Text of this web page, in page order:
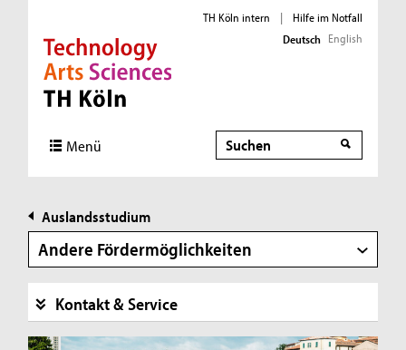
Direkt zur Hauptnavigation
Direkt zur Subnavigation
Direkt zum Inhalt
Direkt zum Fußbereich
TH Köln intern |
Hilfe im Notfall
Deutsch English
Menü Suche
Auslandsstudium
Andere Fördermöglichkeiten
Kontakt & Service